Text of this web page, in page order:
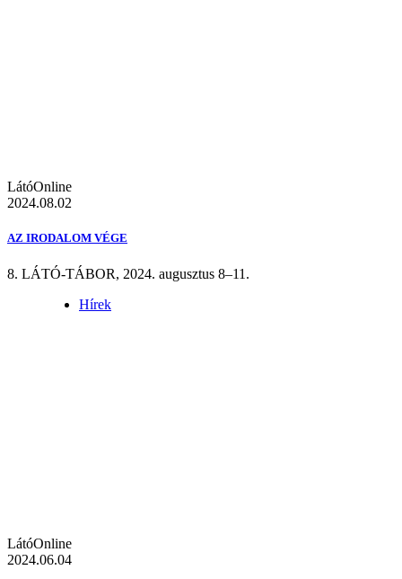
LátóOnline
2024.08.02
AZ IRODALOM VÉGE
8. LÁTÓ-TÁBOR, 2024. augusztus 8–11.
Hírek
LátóOnline
2024.06.04